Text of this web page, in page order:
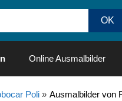
Online Ausmalbilder
Poli» Ausmalbilder von